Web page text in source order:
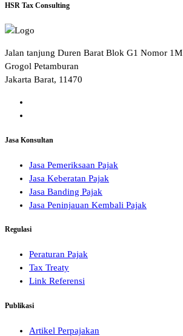
HSR Tax Consulting
Jalan tanjung Duren Barat Blok G1 Nomor 1M
Grogol Petamburan
Jakarta Barat, 11470
Jasa Konsultan
Jasa Pemeriksaan Pajak
Jasa Keberatan Pajak
Jasa Banding Pajak
Jasa Peninjauan Kembali Pajak
Regulasi
Peraturan Pajak
Tax Treaty
Link Referensi
Publikasi
Artikel Perpajakan